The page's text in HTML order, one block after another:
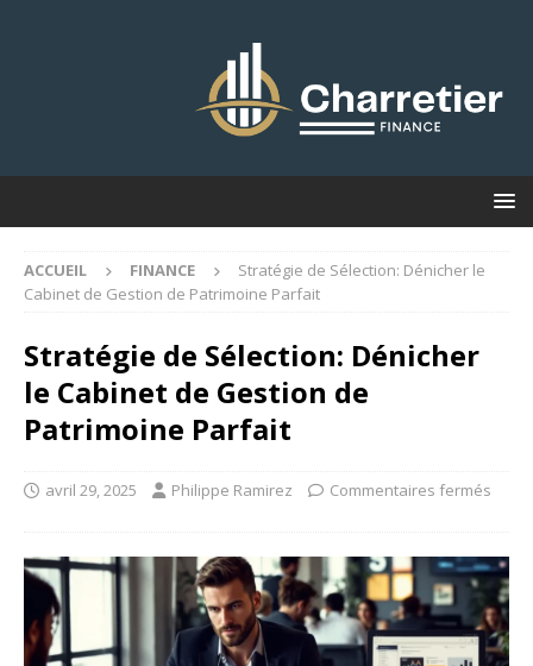
ACCUEIL FINANCE
Stratégie de Sélection: Dénicher le
Cabinet de Gestion de Patrimoine Parfait
Stratégie de Sélection: Dénicher
le Cabinet de Gestion de
Patrimoine Parfait
avril 29, 2025 Philippe Ramirez Commentaires fermés